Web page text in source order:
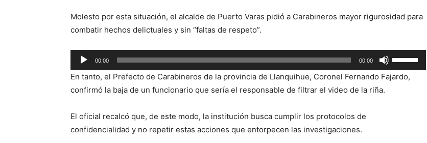
Molesto por esta situación, el alcalde de Puerto Varas pidió a Carabineros mayor rigurosidad para
combatir hechos delictuales y sin “faltas de respeto”.
Reproductor
de
audio
00:00 00:00
las
teclas
En tanto, el Prefecto de Carabineros de la provincia de Llanquihue, Coronel Fernando Fajardo,
confirmó la baja de un funcionario que sería el responsable de filtrar el video de la riña.
El oficial recalcó que, de este modo, la institución busca cumplir los protocolos de
confidencialidad y no repetir estas acciones que entorpecen las investigaciones.